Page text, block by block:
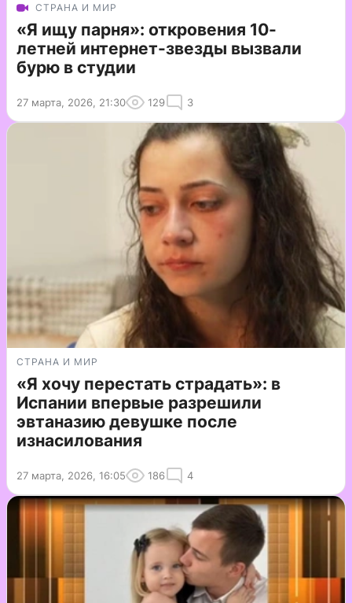
СТРАНА И МИР
«Я ищу парня»: откровения 10-
летней интернет-звезды вызвали
бурю в студии
27 марта, 2026, 21:30 129 3
СТРАНА И МИР
«Я хочу перестать страдать»: в
Испании впервые разрешили
эвтаназию девушке после
изнасилования
27 марта, 2026, 16:05 186 4